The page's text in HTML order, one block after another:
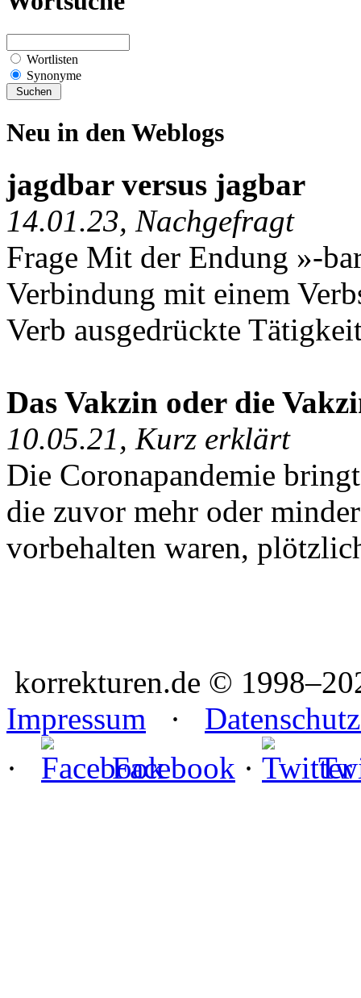
Wortlisten
Synonyme
Neu in den Weblogs
jagdbar versus jagbar
14.01.23, Nachgefragt
Frage Mit der Endung »-
Verbindung mit einem
Verb ausgedrückte
Das Vakzin oder die
10.05.21, Kurz erklärt
Die Coronapandemie
die zuvor mehr oder
vorbehalten waren,
korrekturen.de ©
Impressum ·
·
Facebook ·